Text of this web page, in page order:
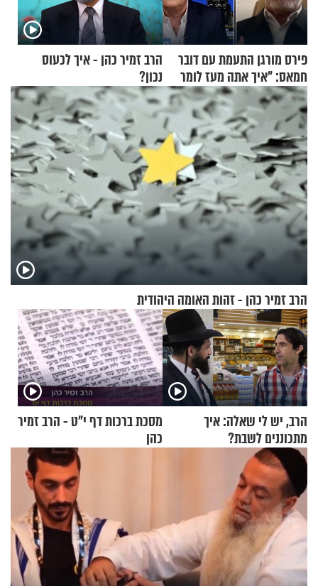
פירס מורגן התעמת עם דובר
חמאס: "איך אתה מעז לומר
שלא ביצעתם פשעי מלחמה?!"
הרב זמיר כהן - איך לכעוס
נכון?
הרב זמיר כהן - זהות האומה היהודית
הרב, יש לי שאלה: איך
מתכוננים לשבת?
מסכת ברכות דף י"ט - הרב זמיר
כהן